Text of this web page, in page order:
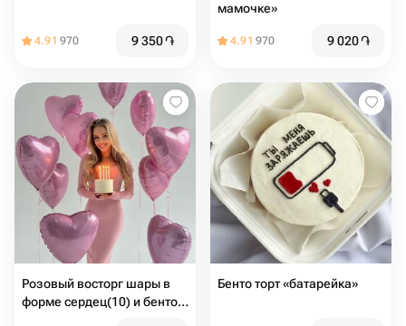
4.91 970 9 350֏
мамочке»
4.91 970 9 020֏
Розовый восторг шары в
форме сердец(10) и бенто
Бенто торт «батарейка»